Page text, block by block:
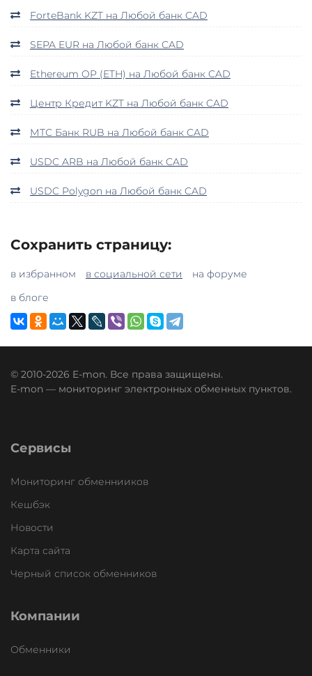
ForteBank KZT на Любой банк CAD
SEPA EUR на Любой банк CAD
Ethereum OP (ETH) на Любой банк CAD
Центр Кредит KZT на Любой банк CAD
МТС Банк RUB на Любой банк CAD
USDC ARB на Любой банк CAD
USDC Polygon на Любой банк CAD
Сохранить страницу:
в избранном в социальной сети
на форуме
в блоге
© 2010-2026 E-mon. Все права защищены.
E-mon — мониторинг электронных обменных пунктов.
Сервисы
Мониторинг обменнииков
Кешбэк
Новости
Карта сайта
Черный список обменников
Компании
Обменники